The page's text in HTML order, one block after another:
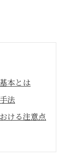
本とは
法
ける注意点
績と教訓